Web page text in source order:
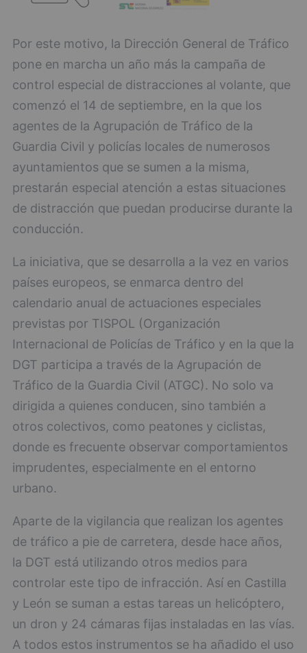
Por este motivo, la Dirección General de Tráfico
pone en marcha un año más la campaña de
control especial de distracciones al volante, que
comenzó el 14 de septiembre, en la que los
agentes de la Agrupación de Tráfico de la
Guardia Civil y policías locales de numerosos
ayuntamientos que se sumen a la misma,
prestarán especial atención a estas situaciones
de distracción que puedan producirse durante la
conducción.
La iniciativa, que se desarrolla a la vez en varios
países europeos, se enmarca dentro del
calendario anual de actuaciones especiales
previstas por TISPOL (Organización
Internacional de Policías de Tráfico y en la que la
DGT participa a través de la Agrupación de
Tráfico de la Guardia Civil (ATGC). No solo va
dirigida a quienes conducen, sino también a
otros colectivos, como peatones y ciclistas,
donde es frecuente observar comportamientos
imprudentes, especialmente en el entorno
urbano.
Aparte de la vigilancia que realizan los agentes
de tráfico a pie de carretera, desde hace años,
la DGT está utilizando otros medios para
controlar este tipo de infracción. Así en Castilla
y León se suman a estas tareas un helicóptero,
un dron y 24 cámaras fijas instaladas en las vías.
A todos estos instrumentos se ha añadido el uso